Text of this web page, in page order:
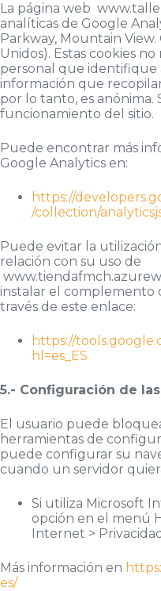
La página web
analíticas de Google
Parkway, Mountain View.
Unidos). Estas cookies
personal que identifique
información que
por lo tanto, es anónima.
funcionamiento del sitio.
Puede encontrar más
Google Analytics en:
https://
/collection/
Puede evitar la
relación con su uso de
instalar el complemento
través de este enlace:
https://
hl=es_ES
5.- Configuración de
El usuario puede
herramientas de
puede configurar su
cuando un servidor
Si utiliza Microsoft
opción en el menú
Internet >
Más información en
es/